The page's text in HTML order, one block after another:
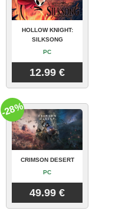
HOLLOW KNIGHT:
SILKSONG
PC
12.99 €
CRIMSON DESERT
PC
49.99 €
-28%